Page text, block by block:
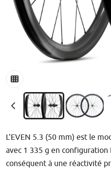
L'EVEN 5.3 (50 mm) est le
avec 1 335 g en configuration
conséquent à une réactivité